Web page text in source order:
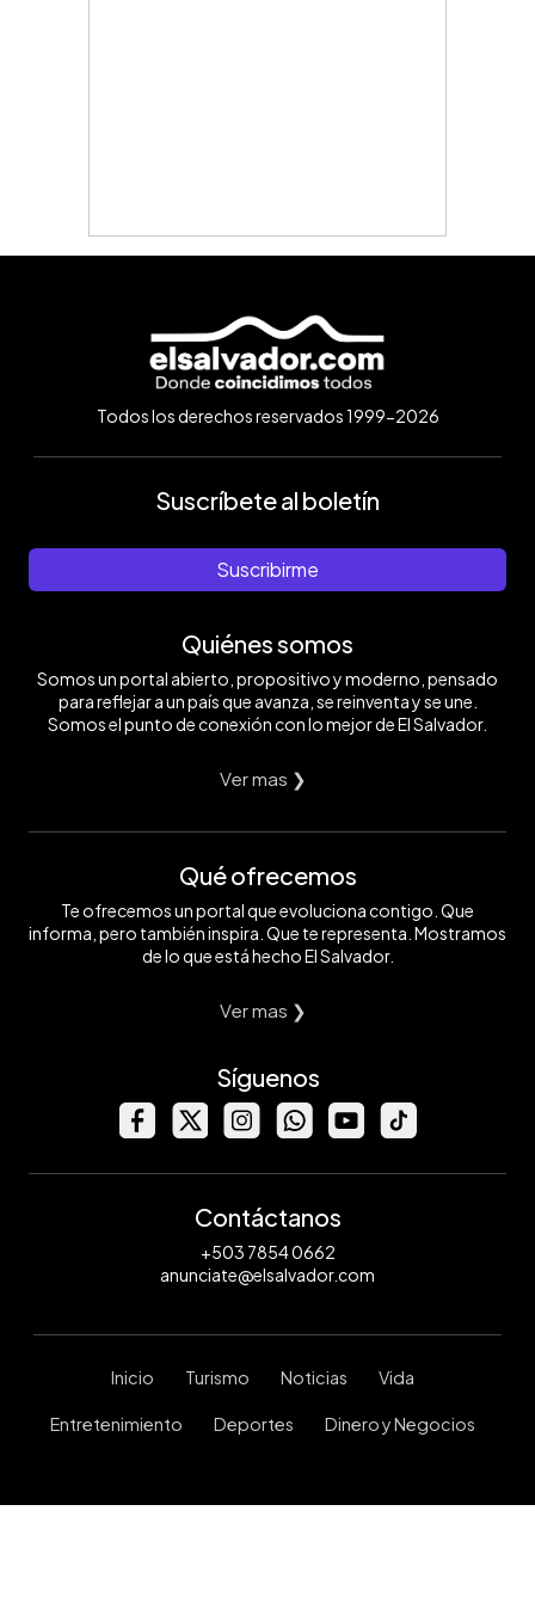
Todos los derechos reservados 1999-2026
Suscríbete al boletín
Suscribirme
Quiénes somos
Somos un portal abierto, propositivo y moderno, pensado
para reflejar a un país que avanza, se reinventa y se une.
Somos el punto de conexión con lo mejor de El Salvador.
Ver mas ❯
Qué ofrecemos
Te ofrecemos un portal que evoluciona contigo. Que
informa, pero también inspira. Que te representa. Mostramos
de lo que está hecho El Salvador.
Ver mas ❯
Síguenos
Contáctanos
+503 7854 0662
anunciate@elsalvador.com
Inicio Turismo Noticias Vida
Entretenimiento Deportes Dinero y Negocios